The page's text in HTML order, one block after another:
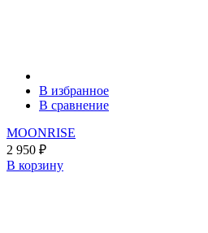
В избранное
В сравнение
MOONRISE
2 950 ₽
В корзину